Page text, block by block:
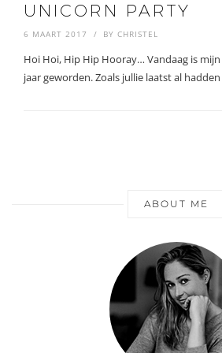
UNICORN PARTY
6 MAART 2017 BY CHRISTEL
Hoi Hoi, Hip Hip Hooray… Vandaag is
jaar geworden. Zoals jullie laatst al
ABOUT ME